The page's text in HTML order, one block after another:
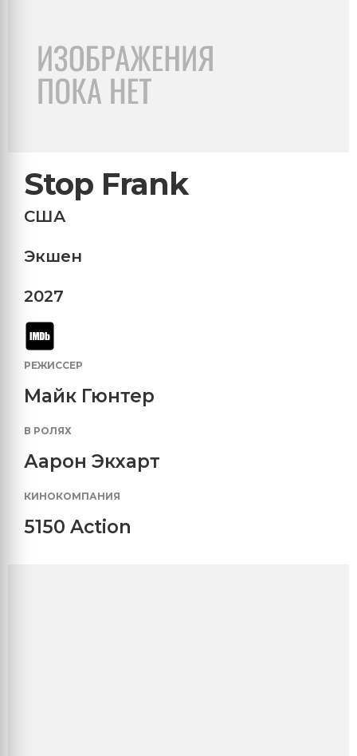
Stop Frank
США
Экшен
2027
РЕЖИССЕР
Майк Гюнтер
В РОЛЯХ
Аарон Экхарт
КИНОКОМПАНИЯ
5150 Action